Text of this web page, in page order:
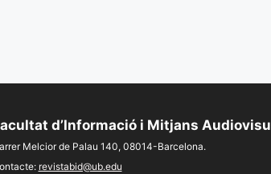
d’Informació i Mitjans
Melcior de Palau 140, 08014-Barcelona.
revistabid@ub.edu